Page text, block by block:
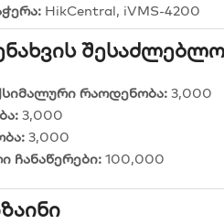
HikCentral, iVMS-4200
რაოდენობა: 3,000
3,000
3,000
ჩანაწერები: 100,000